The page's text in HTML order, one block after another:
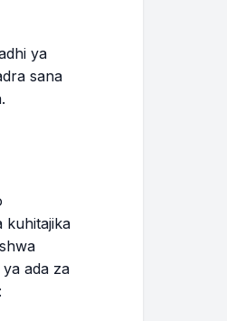
ya
sana
kuhitajika
ada za